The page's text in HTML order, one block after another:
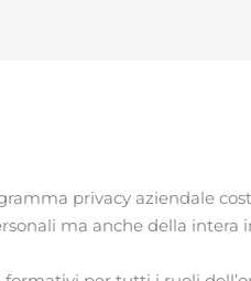
privacy aziendale
ma anche della